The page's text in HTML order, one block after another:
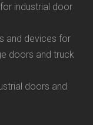
industrial door
and devices for
doors and truck
doors and